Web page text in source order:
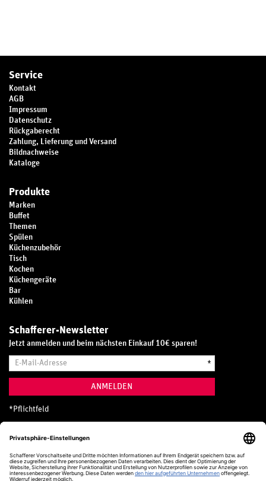
Service
Kontakt
AGB
Impressum
Datenschutz
Rückgaberecht
Zahlung, Lieferung und Versand
Bildnachweise
Kataloge
Produkte
Marken
Buffet
Themen
Spülen
Küchenzubehör
Tisch
Kochen
Küchengeräte
Bar
Kühlen
Schafferer-Newsletter
Jetzt anmelden und beim nächsten Einkauf 10€ sparen!
Mail-
*
ANMELDEN
* Pflichtfeld
Hotline
0800 20 70 300 (D)
Kostenlos aus dem deutschen Festnetz